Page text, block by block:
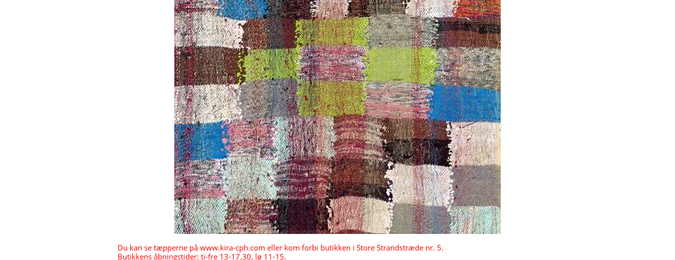
Du kan se tæpperne på www.kira-cph.com eller kom forbi butikken i Store Strandstræde nr. 5.
Butikkens åbningstider: ti-fre 13-17.30, lø 11-15.